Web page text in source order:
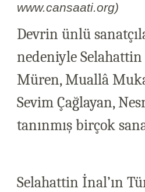
www.cansaati.org)
Devrin ünlü
nedeniyle
Müren, Muallâ
Sevim Çağlayan,
tanınmış birçok
Selahattin İnal’ın